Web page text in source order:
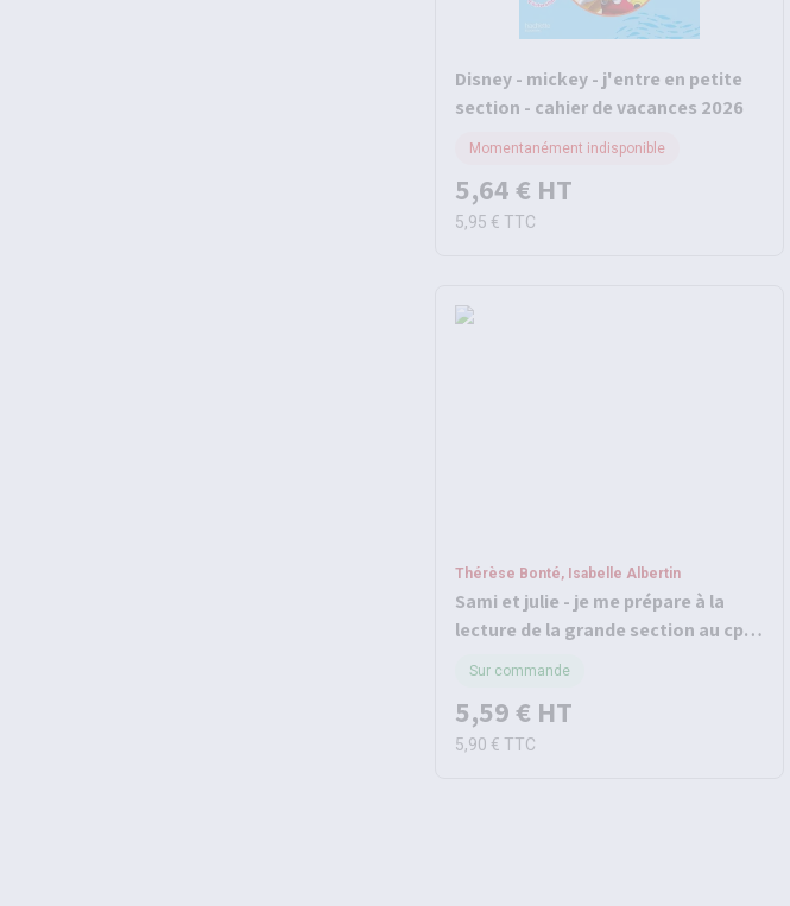
Disney - mickey - j'entre en petite
section - cahier de vacances 2026
Momentanément indisponible
5,64 € HT
5,95 € TTC
Thérèse Bonté, Isabelle Albertin
Sami et julie - je me prépare à la
lecture de la grande section au cp -
cahier de vacances 2026
Sur commande
5,59 € HT
5,90 € TTC